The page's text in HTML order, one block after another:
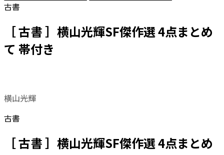
古書
［ 古書 ］横山光輝SF傑作選 4点まとめ
て 帯付き
横山光輝
古書
［ 古書 ］横山光輝SF傑作選 4点まとめ